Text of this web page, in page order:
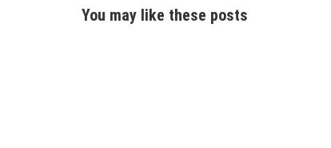
You may like these posts